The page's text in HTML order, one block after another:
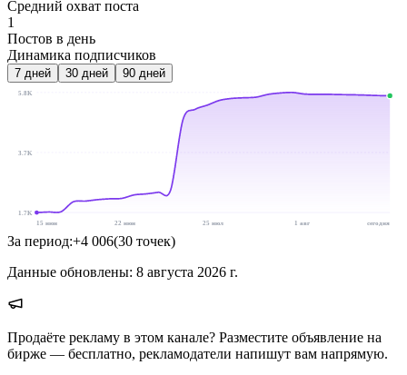
Средний охват поста
1
Постов в день
Динамика подписчиков
7 дней 30 дней 90 дней
5.8K
3.7K
1.7K
15 июн
22 июн 25 июл 1 авг сегодня
За период:+4 006(30 точек)
Данные обновлены: 8 августа 2026 г.
Продаёте рекламу в этом канале? Разместите объявление на
бирже — бесплатно, рекламодатели напишут вам напрямую.